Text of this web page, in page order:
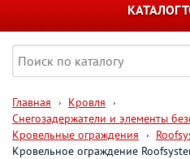
КАТАЛОГ
Главная
Кровля
Снегозадержатели и элементы
Кровельные ограждения
Кровельное ограждение